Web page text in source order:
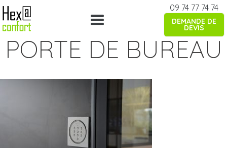
Skip
to
content
09 74 77 74 74
DEMANDE DE
DEVIS
PORTE DE BUREAU